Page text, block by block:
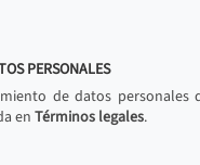
PERSONALES
de datos personales
en Términos legales.